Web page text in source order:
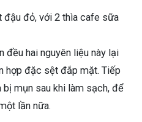
đậu đỏ, với 2 thìa cafe sữa
đều hai nguyên liệu này lại
hợp đặc sệt đắp mặt. Tiếp
bị mụn sau khi làm sạch, để
lần nữa.